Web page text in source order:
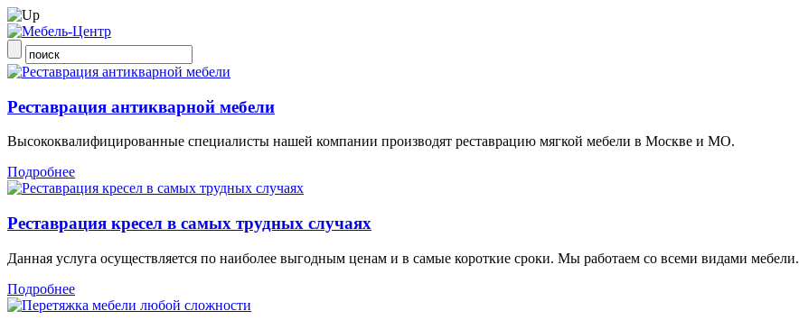
Реставрация антикварной мебели
Высококвалифицированные специалисты нашей компании производят реставрацию мягкой мебели в Москве и МО.
Подробнее
Реставрация кресел в самых трудных случаях
Данная услуга осуществляется по наиболее выгодным ценам и в самые короткие сроки. Мы работаем со всеми видами мебели.
Подробнее